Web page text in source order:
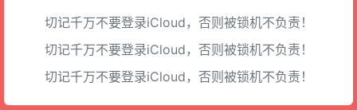
切记千万不要登录iCloud，否则被锁机不负责！
切记千万不要登录iCloud，否则被锁机不负责！
切记千万不要登录iCloud，否则被锁机不负责！